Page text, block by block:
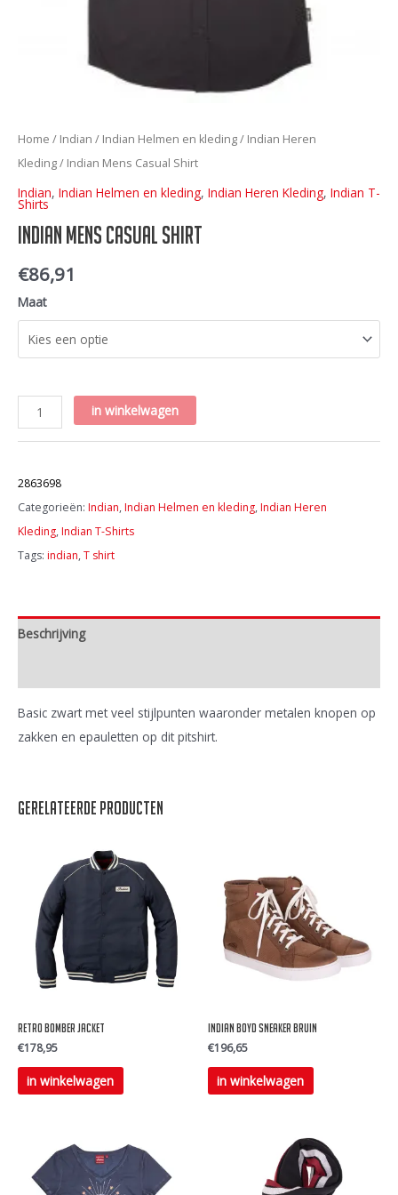
Home / Indian / Indian Helmen en kleding/ Indian Heren
Kleding/ Indian Mens Casual Shirt
Indian, Indian Helmen en kleding, Indian Heren Kleding, Indian T-
Shirts
Indian Mens Casual Shirt
€86,91
Maat
Indian
Mens
Shirt
aantal
in winkelwagen
2863698
Categorieën: Indian,Indian Helmen en kleding,Indian Heren
Kleding,Indian T-Shirts
Tags: indian,T shirt
Beschrijving
Basic zwart met veel stijlpunten waaronder metalen knopen op
zakken en epauletten op dit pitshirt.
Gerelateerde producten
Retro bomber jacket
€178,95
in winkelwagen
Dit
product
meerdere
variaties.
Indian BOYD Sneaker Bruin
€196,65
in winkelwagen
Dit
product
meerdere
variaties.